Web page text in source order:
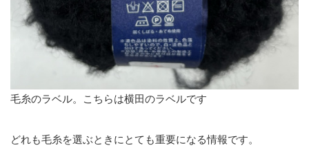
毛糸のラベル。こちらは横田のラベルです
どれも毛糸を選ぶときにとても重要になる情報です。